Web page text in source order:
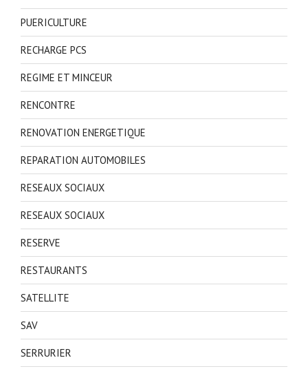
PUERICULTURE
RECHARGE PCS
REGIME ET MINCEUR
RENCONTRE
RENOVATION ENERGETIQUE
REPARATION AUTOMOBILES
RESEAUX SOCIAUX
RESEAUX SOCIAUX
RESERVE
RESTAURANTS
SATELLITE
SAV
SERRURIER